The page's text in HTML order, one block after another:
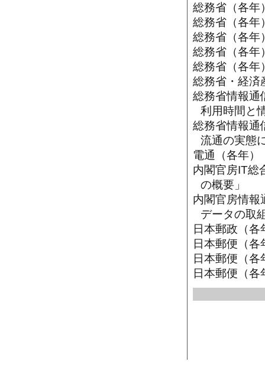
総務省（各年
総務省（各年
総務省（各年
総務省（各年
総務省（各年
総務省・経済
総務省情報通
利用時間と
総務省情報通
流通の実態
電通（各年）
内閣官房IT総
の概要」
内閣官房情報
データの取
日本郵政（
日本郵便（
日本郵便（
日本郵便（